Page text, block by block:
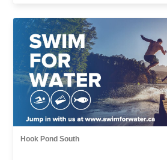
Hook Pond South